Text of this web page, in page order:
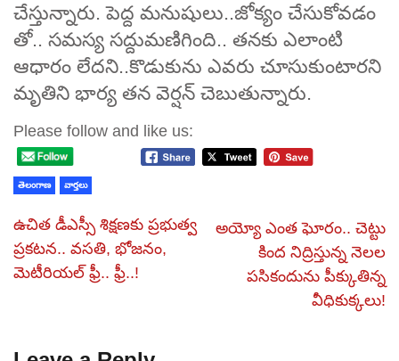
చేస్తున్నారు. పెద్ద మనుషులు..జోక్యం చేసుకోవడం
తో.. సమస్య సద్దుమణిగింది.. తనకు ఎలాంటి
ఆధారం లేదని..కొడుకును ఎవరు చూసుకుంటారని
మృతిని భార్య తన వెర్షన్ చెబుతున్నారు.
Please follow and like us:
తెలంగాణ వార్తలు
ఉచిత డీఎస్సీ శిక్షణకు ప్రభుత్వ
ప్రకటన.. వసతి, భోజనం,
మెటీరియల్‌ ఫ్రీ.. ఫ్రీ..!
అయ్యో ఎంత ఘోరం.. చెట్టు
కింద నిద్రిస్తున్న నెలల
పసికందును పీక్కుతిన్న
వీధికుక్కలు!